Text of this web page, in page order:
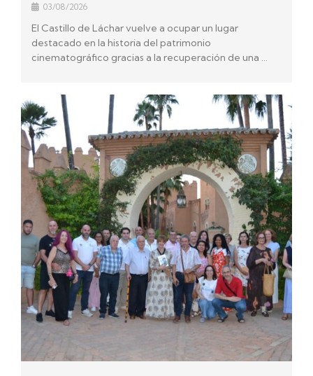
03/08/2026
El Castillo de Láchar vuelve a ocupar un lugar
destacado en la historia del patrimonio
cinematográfico gracias a la recuperación de una …